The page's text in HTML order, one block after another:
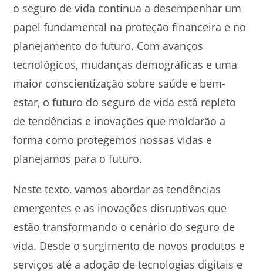
o seguro de vida continua a desempenhar um
papel fundamental na proteção financeira e no
planejamento do futuro. Com avanços
tecnológicos, mudanças demográficas e uma
maior conscientização sobre saúde e bem-
estar, o futuro do seguro de vida está repleto
de tendências e inovações que moldarão a
forma como protegemos nossas vidas e
planejamos para o futuro.
Neste texto, vamos abordar as tendências
emergentes e as inovações disruptivas que
estão transformando o cenário do seguro de
vida. Desde o surgimento de novos produtos e
serviços até a adoção de tecnologias digitais e